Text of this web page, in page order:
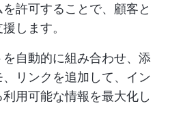
許可することで、顧客と
します。
自動的に組み合わせ、添
リンクを追加して、イン
用可能な情報を最大化し